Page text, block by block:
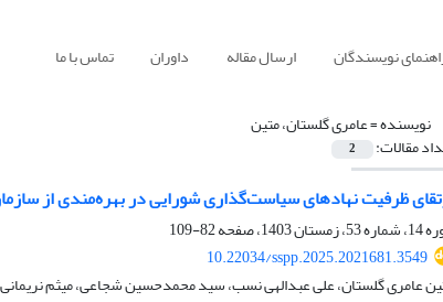
نویسندگان ارسال مقاله داوران تماس با ما
نویسنده =عامری گلستان، متین
مقالات: 2
ظرفیت نهادهای سیاست‌گذاری شورایی در بهره‌مندی از
1403، صفحه
82-109
10.22034/sspp.2025.2021681.3549
عامری گلستان، علی عبدالهی نسب، سید محمدحسین شجاعی، میثم نریمانی